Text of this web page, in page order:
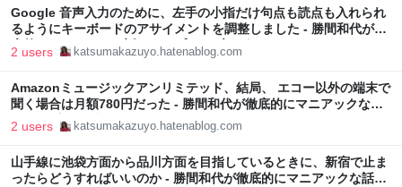
Google 音声入力のために、左手の小指だけ句点も読点も入れられ
るようにキーボードのアサイメントを調整しました - 勝間和代が徹
底的にマニアックな話をアップするブログ
2 users katsumakazuyo.hatenablog.com
Amazonミュージックアンリミテッド、結局、 エコー以外の端末で
聞く場合は月額780円だった - 勝間和代が徹底的にマニアックな話
をアップするブログ
2 users katsumakazuyo.hatenablog.com
山手線に池袋方面から品川方面を目指しているときに、新宿で止ま
ったらどうすればいいのか - 勝間和代が徹底的にマニアックな話を